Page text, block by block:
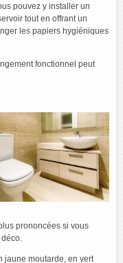
pouvez y installer un
tout en offrant un
les papiers hygiéniques
fonctionnel peut
prononcées si vous
jaune moutarde, en vert